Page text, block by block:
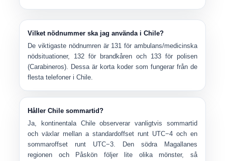
Vilket nödnummer ska jag använda i Chile?
De viktigaste nödnumren är 131 för ambulans/medicinska
nödsituationer, 132 för brandkåren och 133för polisen
(Carabineros). Dessa är korta koder som fungerar från de
flesta telefoner i Chile.
Håller Chile sommartid?
Ja,
kontinentala Chileobserverar vanligtvis sommartid
och växlar mellan a standardoffset runt UTC−4 och en
sommaroffset runt UTC−3. Den södra Magallanes
regionen och Påskön följer lite olika mönster, så